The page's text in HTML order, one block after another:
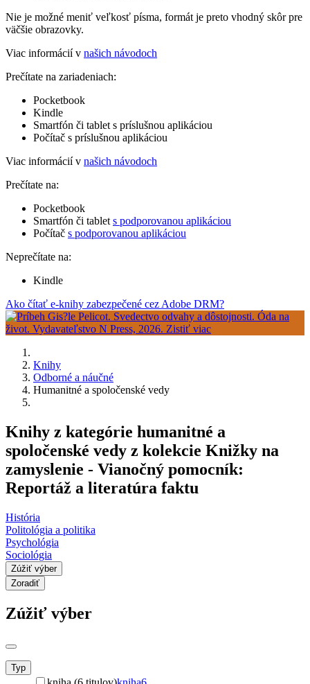
Nie je možné meniť veľkosť písma, formát je preto vhodný skôr pre
väčšie obrazovky.
Viac informácií v našich návodoch
Prečítate na zariadeniach:
Pocketbook
Kindle
Smartfón či tablet s príslušnou aplikáciou
Počítač s príslušnou aplikáciou
Viac informácií v našich návodoch
Prečítate na:
Pocketbook
Smartfón či tablet s podporovanou aplikáciou
Počítač s podporovanou aplikáciou
Neprečítate na:
Kindle
Ako čítať e-knihy zabezpečené cez Adobe DRM?
Knihy
Odborné a náučné
Humanitné a spoločenské vedy
Knihy z kategórie humanitné a
spoločenské vedy z kolekcie Knižky na
zamyslenie - Vianočný pomocník:
Reportáž a literatúra faktu
História
Politológia a politika
Psychológia
Sociológia
Zúžiť výber
Zoradiť
Zúžiť výber
Typ